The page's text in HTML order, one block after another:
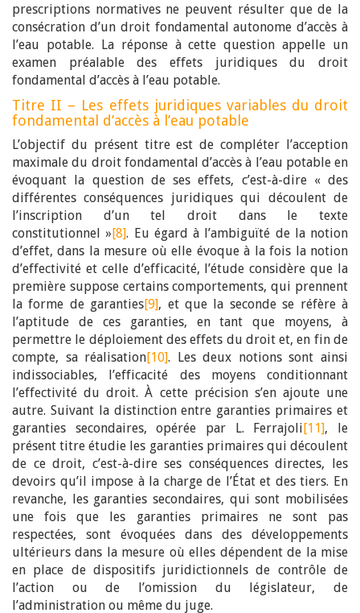
prescriptions normatives ne peuvent résulter que de la
consécration d’un droit fondamental autonome d’accès à
l’eau potable. La réponse à cette question appelle un
examen préalable des effets juridiques du droit
fondamental d’accès à l’eau potable.
Titre II – Les effets juridiques variables du droit
fondamental d’accès à l’eau potable
L’objectif du présent titre est de compléter l’acception
maximale du droit fondamental d’accès à l’eau potable en
évoquant la question de ses effets, c’est-à-dire « des
différentes conséquences juridiques qui découlent de
l’inscription d’un tel droit dans le texte
constitutionnel »[8]. Eu égard à l’ambiguïté de la notion
d’effet, dans la mesure où elle évoque à la fois la notion
d’effectivité et celle d’efficacité, l’étude considère que la
première suppose certains comportements, qui prennent
la forme de garanties[9], et que la seconde se réfère à
l’aptitude de ces garanties, en tant que moyens, à
permettre le déploiement des effets du droit et, en fin de
compte, sa réalisation[10]. Les deux notions sont ainsi
indissociables, l’efficacité des moyens conditionnant
l’effectivité du droit. À cette précision s’en ajoute une
autre. Suivant la distinction entre garanties primaires et
garanties secondaires, opérée par L. Ferrajoli[11], le
présent titre étudie les garanties primaires qui découlent
de ce droit, c’est-à-dire ses conséquences directes, les
devoirs qu’il impose à la charge de l’État et des tiers. En
revanche, les garanties secondaires, qui sont mobilisées
une fois que les garanties primaires ne sont pas
respectées, sont évoquées dans des développements
ultérieurs dans la mesure où elles dépendent de la mise
en place de dispositifs juridictionnels de contrôle de
l’action ou de l’omission du législateur, de
l’administration ou même du juge.